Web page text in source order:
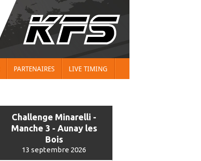
PARTENAIRES LIVE TIMING
Challenge Minarelli -
Manche 3 - Aunay les
Bois
13 septembre 2026